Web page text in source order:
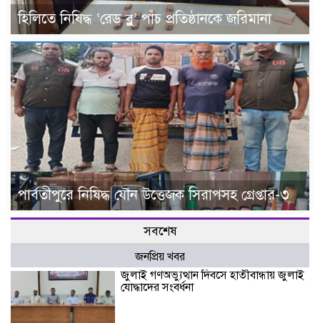
হিলিতে নিষিদ্ধ ‘রেড ব্লু’ পাঁচ প্রতিষ্ঠানকে জরিমানা
পার্বতীপুরে নিষিদ্ধ যৌন উত্তেজক সিরাপসহ গ্রেপ্তার-৩
সবশেষ
জনপ্রিয় খবর
জুলাই গণঅভ্যুত্থান দিবসে হাতীবান্ধায় জুলাই
যোদ্ধাদের সংবর্ধনা